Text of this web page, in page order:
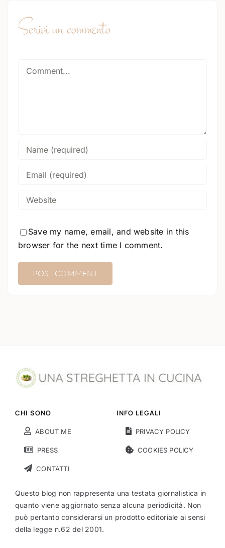
Scrivi un commento
Save my name, email, and website in this
browser for the next time I comment.
CHI SONO
ABOUT ME
PRESS
CONTATTI
INFO LEGALI
PRIVACY POLICY
COOKIES POLICY
Questo blog non rappresenta una testata giornalistica in
quanto viene aggiornato senza alcuna periodicità. Non
può pertanto considerarsi un prodotto editoriale ai sensi
della legge n.62 del 2001.